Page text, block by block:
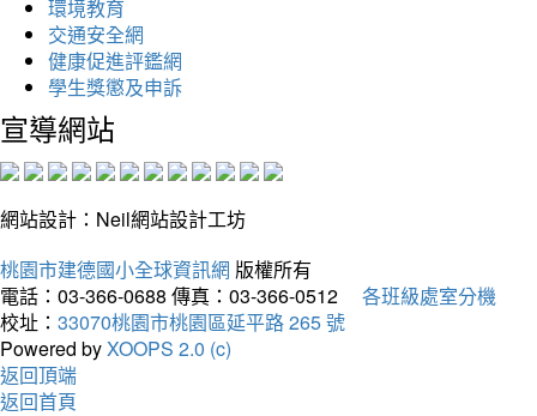
環境教育
交通安全網
健康促進評鑑網
學生獎懲及申訴
宣導網站
網站設計：Neil網站設計工坊
桃園市建德國小全球資訊網 版權所有
電話：03-366-0688 傳真：03-366-0512
各班級處室分機
校址： 33070桃園市桃園區延平路 265 號
Powered byXOOPS 2.0 (c)
返回頂端
返回首頁